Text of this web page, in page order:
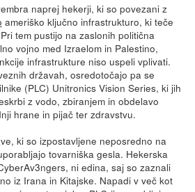
naprej hekerji, ki so povezani z
ameriško ključno infrastrukturo, ki teče
tem pustijo na zaslonih politična
vojno med Izraelom in Palestino,
infrastrukture niso uspeli vplivati.
državah, osredotočajo pa se
(PLC) Unitronics Vision Series, ki jih
z vodo, zbiranjem in obdelavo
hrane in pijač ter zdravstvu.
ki so izpostavljene neposredno na
tovarniška gesla. Hekerska
ni edina, saj so zaznali
iz Irana in Kitajske. Napadi v več kot